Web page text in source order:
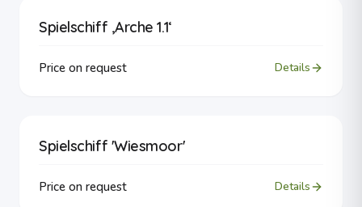
Spielschiff ‚Arche 1.1‘
Price on request Details
Spielschiff 'Wiesmoor'
Price on request Details